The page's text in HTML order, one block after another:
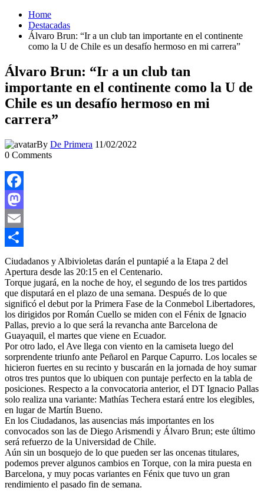
Home
Destacadas
Álvaro Brun: “Ir a un club tan importante en el continente
como la U de Chile es un desafío hermoso en mi carrera”
Álvaro Brun: “Ir a un club tan
importante en el continente como la U de
Chile es un desafío hermoso en mi
carrera”
By De Primera 11/02/2022
0 Comments
Facebook
Mastodon
Email
Compartir
Ciudadanos y Albivioletas darán el puntapié a la Etapa 2 del
Apertura desde las 20:15 en el Centenario.
Torque jugará, en la noche de hoy, el segundo de los tres partidos
que disputará en el plazo de una semana. Después de lo que
significó el debut por la Primera Fase de la Conmebol Libertadores,
los dirigidos por Román Cuello se miden con el Fénix de Ignacio
Pallas, previo a lo que será la revancha ante Barcelona de
Guayaquil, el martes que viene en Ecuador.
Por otro lado, el Ave llega con viento en la camiseta luego del
sorprendente triunfo ante Peñarol en Parque Capurro. Los locales se
hicieron fuertes en su recinto y buscarán en la jornada de hoy sumar
otros tres puntos que lo ubiquen con puntaje perfecto en la tabla de
posiciones. Respecto a la convocatoria anterior, el DT Ignacio Pallas
solo realiza una variante: Mathías Techera estará entre los elegibles,
en lugar de Martín Bueno.
En los Ciudadanos, las ausencias más importantes en los
convocados son las de Diego Arismendi y Álvaro Brun; este último
será refuerzo de la Universidad de Chile.
Aún sin un bosquejo de lo que pueden ser las oncenas titulares,
podemos prever algunos cambios en Torque, con la mira puesta en
Barcelona, y muy pocas variantes en Fénix que tuvo un gran
rendimiento el pasado fin de semana.